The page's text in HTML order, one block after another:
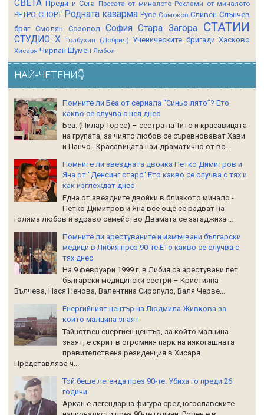
СВЕТА Преди и Сега Пресата от миналото Реклами от миналото
РЕТРО СПОРТ Родната казарма Русе Самоков Сливен Слънчев
бряг Смолян Созопол София Стара Загора СТАТИИ
СТУДИО Х Толбухин (Добрич) Ученическите бригади Хасково
Хисаря Чирпан Шумен Ямбол
НАЙ-ЧЕТЕНИ👇
Помните ли Беа от сериала “Синьо лято”? Ето
какво се случва с нея днес
Беа: (Пилар Торес) – сестра на Тито и красавицата
на групата, за чиято любов се съревновават Хави
и Панчо. Красавицата най-драматично от вс...
Помните ли звездната двойка Петко Димитров и
Яна от "Денсинг старс" Ето какво се случва с тях и
как изглеждат днес
Една от звездните двойки в близкото минало -
Петко Димитров и Яна все още се радват на
голяма любов и здраво семейство Двамата се загаджиха ...
Помните ли арестуваните и измъчвани български
медици в Либия през 90-те.Ето какво се случва с
тях днес
На 9 февруари 1999 г. в Либия са арестувани пет
български медицински сестри – Кристияна
Вълчева, Нася Ненова, Валентина Сиропуло, Валя Черве...
Енергийният център на Людмила Живкова за
който малцина знаят
Тайнствен енергиен център, за който малцина
знаят, е скрит в огромния парк на някогашната
правителствена резиденция в Хисаря.
Представлява ч...
Той беше легенда през 90-те. Убиха го преди 26
години
Аркан е легендарна фигура сред югославските